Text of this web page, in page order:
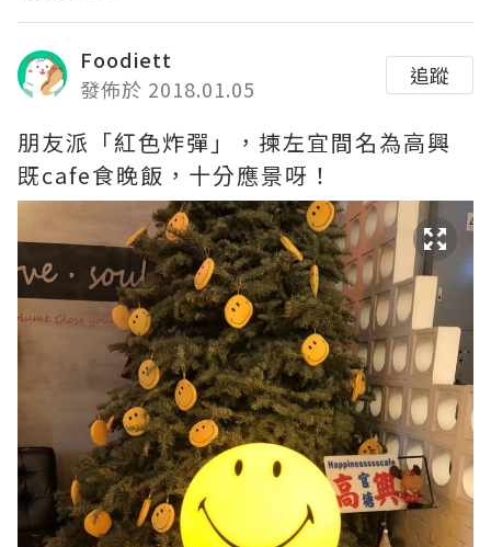
Foodiett
發佈於 2018.01.05
追蹤
朋友派「紅色炸彈」，揀左宜間名為高興
既cafe食晚飯，十分應景呀！